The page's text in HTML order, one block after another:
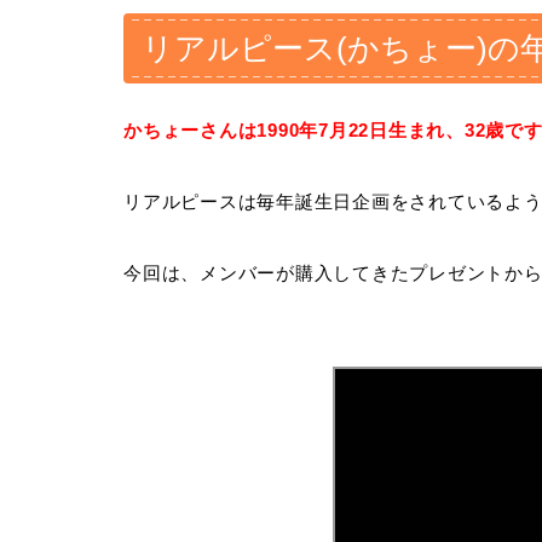
リアルピース(かちょー)の
かちょーさんは1990年7月22日生まれ、32歳で
リアルピースは毎年誕生日企画をされているよ
今回は、メンバーが購入してきたプレゼントか